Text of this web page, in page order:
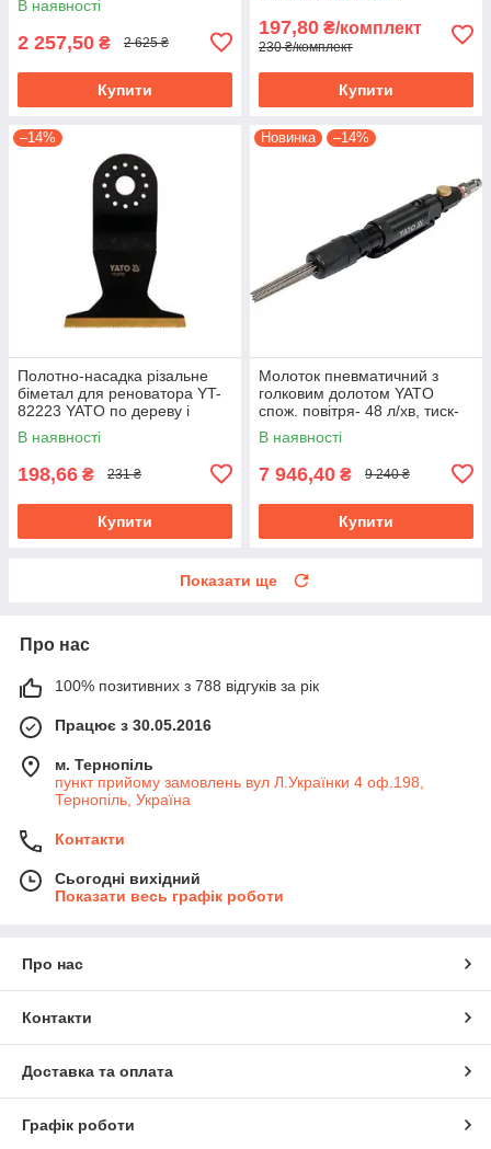
08527
В наявності
2 257,50 ₴ 2 625 ₴
Купити
197,80 ₴/комплект
230 ₴/комплект
Купити
–14%
Полотно-насадка різальне
біметал для реноватора YT-
82223 YATO по дереву і
металу, l= 90 мм, w= 65 мм
В наявності
198,66 ₴ 231 ₴
Купити
Новинка –14%
Молоток пневматичний з
голковим долотом YATO
спож. повітря- 48 л/хв, тиск-
6.3 Bar, 13 голок YT-09913
В наявності
7 946,40 ₴ 9 240 ₴
Купити
Показати ще
Про нас
100% позитивних з 788 відгуків за рік
Працює з 30.05.2016
м. Тернопіль
пункт прийому замовлень вул Л.Українки 4 оф.198,
Тернопіль, Україна
Контакти
Сьогодні вихідний
Показати весь графік роботи
Про нас
Контакти
Доставка та оплата
Графік роботи